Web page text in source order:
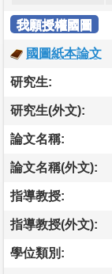
我願授權國圖
國圖紙本論文
研究生:
研究生(外文):
論文名稱:
論文名稱(外文):
指導教授:
指導教授(外文):
學位類別: